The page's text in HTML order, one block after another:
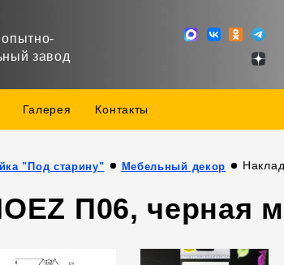
завод
Галерея Контакты
"Под старину" Мебельный декор
П06, черная